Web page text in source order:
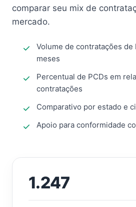
comparar seu mix de
mercado.
Volume de contratações de
meses
Percentual de PCDs em
contratações
Comparativo por estado e
Apoio para conformidade
1.247